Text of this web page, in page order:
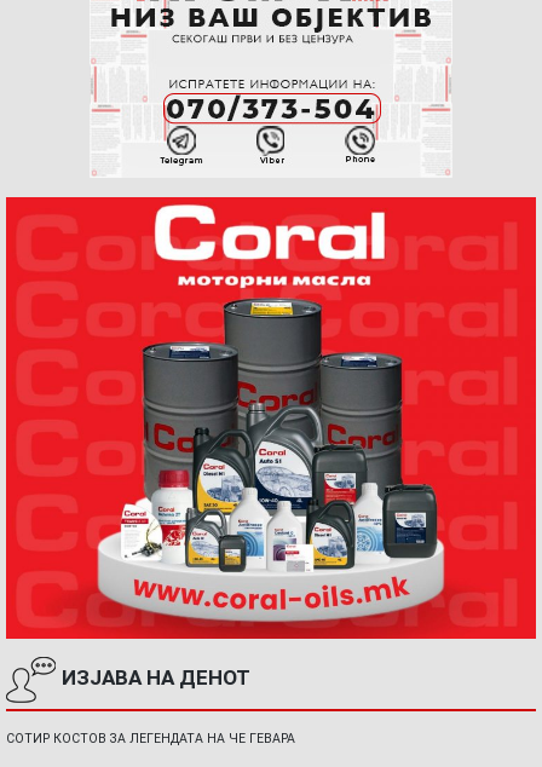
ИЗЈАВА НА ДЕНОТ
СОТИР КОСТОВ ЗА ЛЕГЕНДАТА НА ЧЕ ГЕВАРА